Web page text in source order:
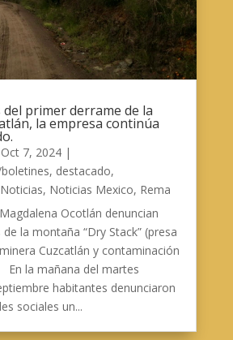
del primer derrame de la
la empresa continúa
Oct 7, 2024|
, destacado,
Noticias, Noticias Mexico, Rema
Ocotlán denuncian
la montaña “Dry Stack” (presa
Cuzcatlán y contaminación
En la mañana del martes
habitantes denunciaron
sociales un...